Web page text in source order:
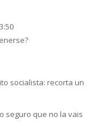
socialista: recorta un
seguro que no la vais